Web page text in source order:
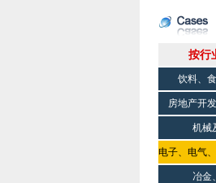
按行
饮料、
房地产开
机械
电子、电气
科
冶金